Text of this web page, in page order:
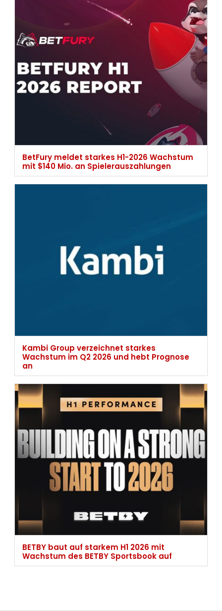
BetFury meldet starkes H1-2026 Wachstum
mit $140 Mio. an Spielerauszahlungen
Kambi Group verzeichnet starkes
Wachstum im Q2 2026 und hebt Prognose
an
BETBY baut auf starkem H1 2026 mit
Wachstum des BETBY Sportsbook auf